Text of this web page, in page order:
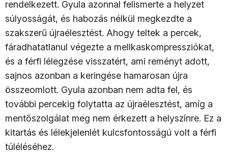
rendelkezett. Gyula azonnal felismerte a helyzet
súlyosságát, és habozás nélkül megkezdte a
szakszerű újraélesztést. Ahogy teltek a percek,
fáradhatatlanul végezte a mellkaskompressziókat,
és a férfi lélegzése visszatért, ami reményt adott,
sajnos azonban a keringése hamarosan újra
összeomlott. Gyula azonban nem adta fel, és
további percekig folytatta az újraélesztést, amíg a
mentőszolgálat meg nem érkezett a helyszínre. Ez a
kitartás és lélekjelenlét kulcsfontosságú volt a férfi
túléléséhez.